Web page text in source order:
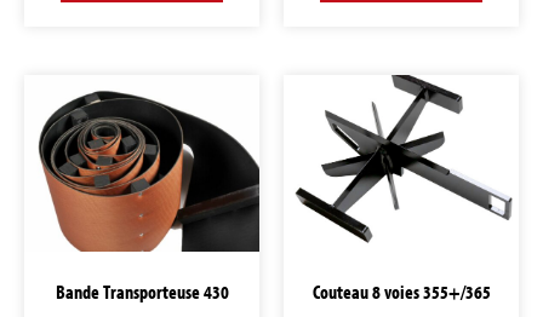
Bande Transporteuse 430 Couteau 8 voies 355+/365